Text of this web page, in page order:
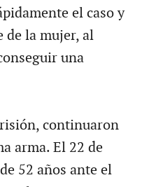
el caso y
de la mujer, al
una
continuaron
arma. El 22 de
52 años ante el